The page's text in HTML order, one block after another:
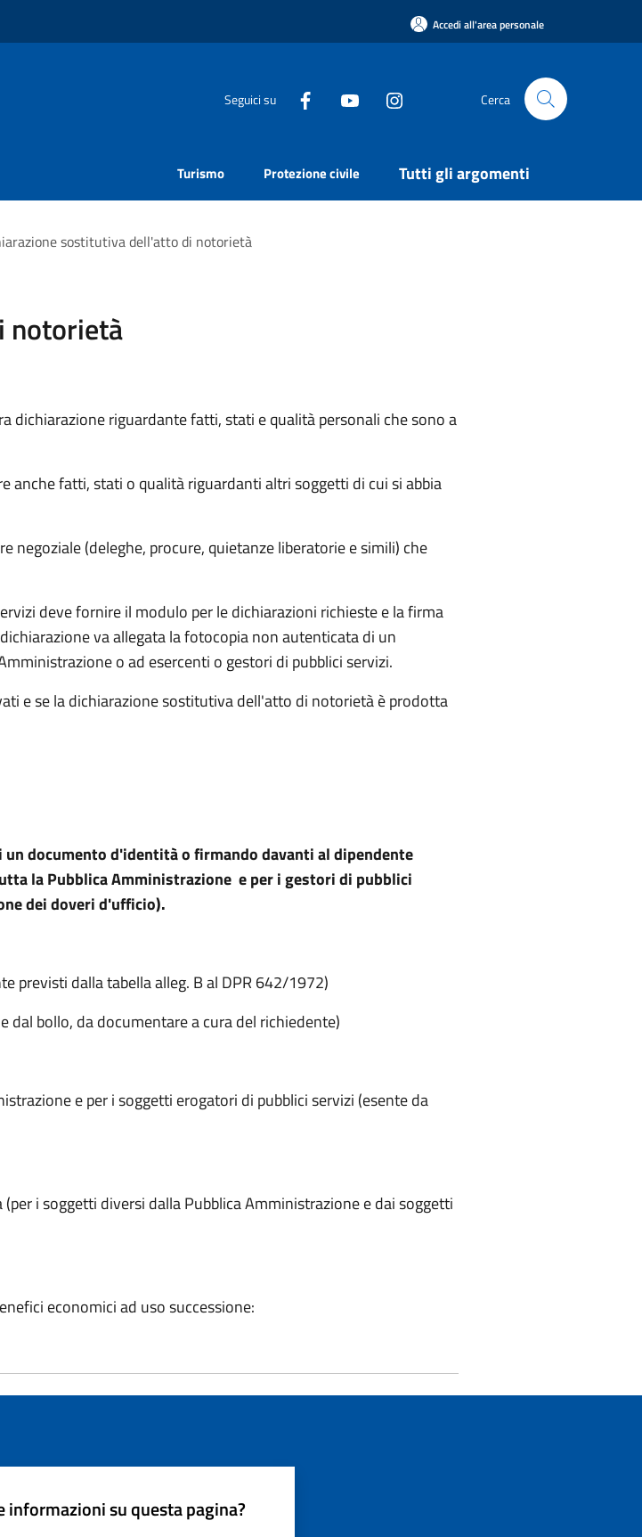
Accedi all'area personale
Seguici su Cerca
Turismo Protezione civile Tutti gli argomenti
sostitutiva dell'atto di notorietà
notorietà
riguardante fatti, stati e qualità personali che sono a
anche fatti, stati o qualità riguardanti altri soggetti di cui si abbia
negoziale (deleghe, procure, quietanze liberatorie e simili) che
deve fornire il modulo per le dichiarazioni richieste e la firma
va allegata la fotocopia non autenticata di un
o ad esercenti o gestori di pubblici servizi.
e se la dichiarazione sostitutiva dell'atto di notorietà è prodotta
documento d'identità o firmando davanti al dipendente
la Pubblica Amministrazione e per i gestori di pubblici
dei doveri d'ufficio).
previsti dalla tabella alleg. B al DPR 642/1972)
bollo, da documentare a cura del richiedente)
e per i soggetti erogatori di pubblici servizi (esente da
i soggetti diversi dalla Pubblica Amministrazione e dai soggetti
economici ad uso successione:
informazioni su questa pagina?